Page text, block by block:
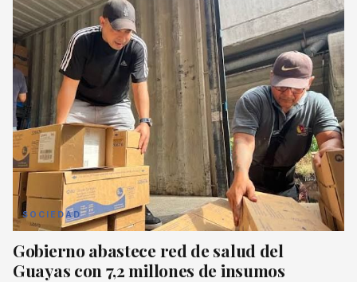
SOCIEDAD
Gobierno abastece red de salud del
Guayas con 7,2 millones de insumos